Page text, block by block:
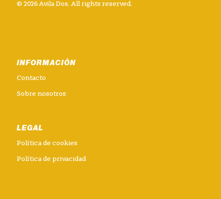
© 2026 Avila Dos. All rights reserved.
INFORMACIÓN
Contacto
Sobre nosotros
LEGAL
Política de cookies
Política de privacidad